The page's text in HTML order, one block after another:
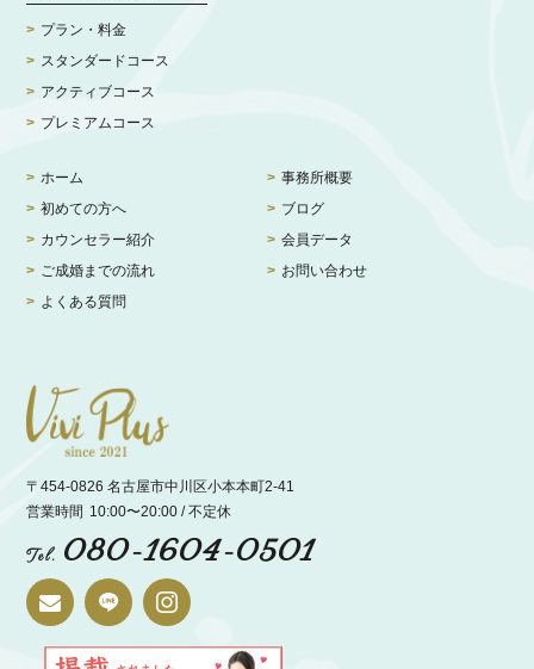
プラン・料金
スタンダードコース
アクティブコース
プレミアムコース
ホーム
初めての方へ
カウンセラー紹介
ご成婚までの流れ
よくある質問
事務所概要
ブログ
会員データ
お問い合わせ
〒454-0826 名古屋市中川区小本本町2-41
営業時間 10:00〜20:00 / 不定休
Tel. 080-1604-0501